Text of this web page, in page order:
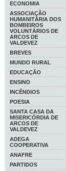
ECONOMIA
ASSOCIAÇÃO
HUMANITÁRIA DOS
BOMBEIROS
VOLUNTÁRIOS DE
ARCOS DE
VALDEVEZ
BREVES
MUNDO RURAL
EDUCAÇÃO
ENSINO
INCÊNDIOS
POESIA
SANTA CASA DA
MISERICÓRDIA DE
ARCOS DE
VALDEVEZ
ADEGA
COOPERATIVA
ANAFRE
PARTIDOS